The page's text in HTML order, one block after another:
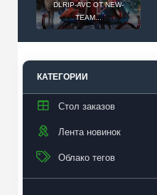
DLRIP-AVC ОТ NEW-
TEAM...
КАТЕГОРИИ
Стол заказов
Лента новинок
Облако тегов